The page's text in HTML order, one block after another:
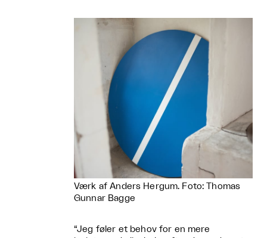
Værk af Anders Hergum. Foto: Thomas
Gunnar Bagge
“Jeg føler et behov for en mere